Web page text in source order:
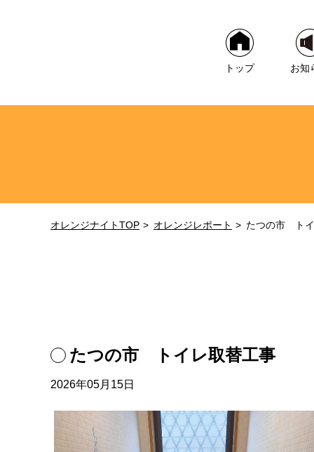
トップ お知
オレンジナイトTOP オレンジレポート たつの市 ト
たつの市 トイレ取替工事
2026年05月15日